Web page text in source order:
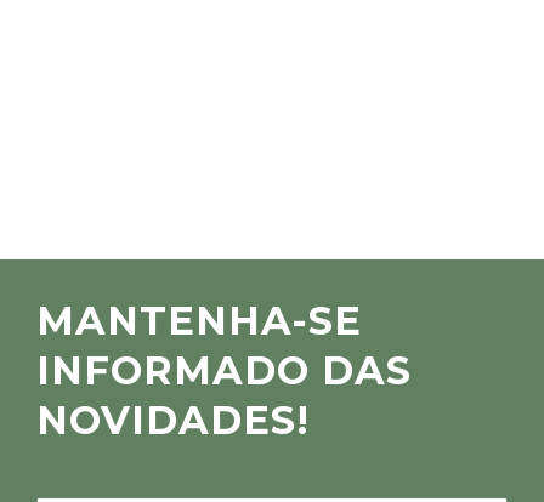
MANTENHA-SE
INFORMADO DAS
NOVIDADES!